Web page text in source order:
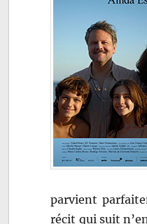
parvient
récit qui suit